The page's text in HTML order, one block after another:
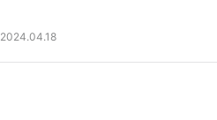
2024.04.18